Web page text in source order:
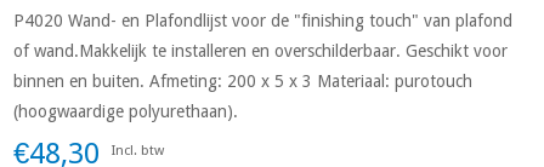
P4020 Wand- en Plafondlijst voor de "finishing touch" van plafond
of wand.Makkelijk te installeren en overschilderbaar. Geschikt voor
binnen en buiten. Afmeting: 200 x 5 x 3 Materiaal: purotouch
(hoogwaardige polyurethaan).
€48,30 Incl. btw